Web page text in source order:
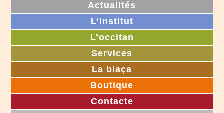
Actualités
L’Institut
L’occitan
Services
La biaça
Boutique
Contacte